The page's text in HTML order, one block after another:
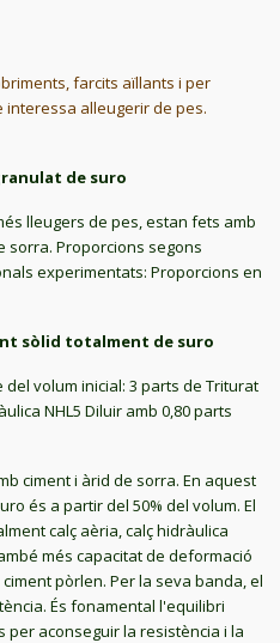
farcits aïllants i per
alleugerir de pes.
de suro
lleugers de pes, estan fets amb
sorra. Proporcions segons
experimentats: Proporcions en
sòlid totalment de suro
volum inicial: 3 parts de Triturat
NHL5 Diluir amb 0,80 parts
ciment i àrid de sorra. En aquest
és a partir del 50% del volum. El
calç aèria, calç hidràulica
més capacitat de deformació
pòrlen. Per la seva banda, el
És fonamental l'equilibri
aconseguir la resistència i la